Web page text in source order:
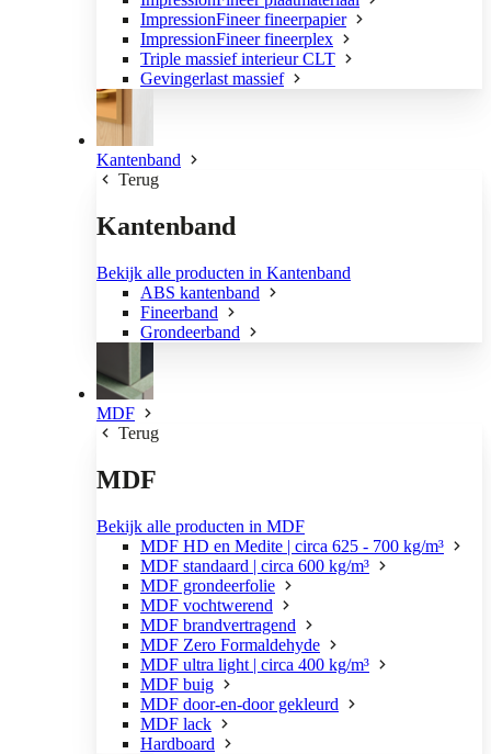
ImpressionFineer fineerpapier
ImpressionFineer fineerplex
Triple massief interieur CLT
Gevingerlast massief
Kantenband
Terug
Kantenband
Bekijk alle producten in Kantenband
ABS kantenband
Fineerband
Grondeerband
MDF
Terug
MDF
Bekijk alle producten in MDF
MDF HD en Medite | circa 625 - 700 kg/m³
MDF standaard | circa 600 kg/m³
MDF grondeerfolie
MDF vochtwerend
MDF brandvertragend
MDF Zero Formaldehyde
MDF ultra light | circa 400 kg/m³
MDF buig
MDF door-en-door gekleurd
MDF lack
Hardboard